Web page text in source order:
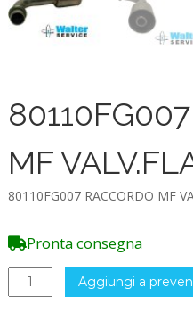
MF
80110FG007 RACCORDO MF
Pronta consegna
80110FG007
RACCORDO
Aggiungi a